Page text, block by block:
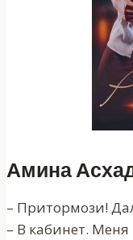
Амина
– Притормози!
– В кабинет.